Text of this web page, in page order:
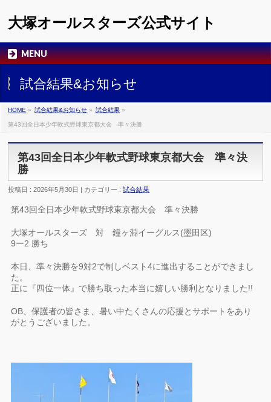
大塚オールスターズ公式サイト
MENU
試合結果&お知らせ
HOME » 試合結果&お知らせ » 試合結果 »
第43回全日本少年軟式野球東京都大会 準々決勝
第43回全日本少年軟式野球東京都大会 準々決
勝
投稿日 : 2026年5月30日 | カテゴリー :試合結果
第43回全日本少年軟式野球東京都大会 準々決勝
大塚オールスターズ 対 鐘ヶ淵イーグルス(墨田区)
9ー2 勝ち
本日、準々決勝を9対2で制しベスト4に進出することができまし
た。
正に『四位一体』で勝ち取った本当に嬉しい勝利となりました!!
OB、保護者の皆さま、暑い中たくさんの応援とサポートをあり
がとうございました。